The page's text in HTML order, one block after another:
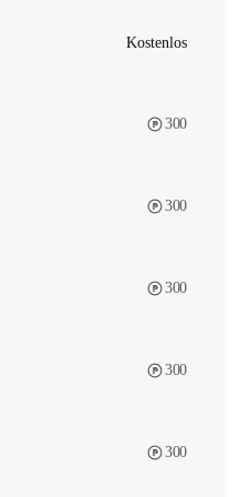
Kostenlos
300
300
300
300
300